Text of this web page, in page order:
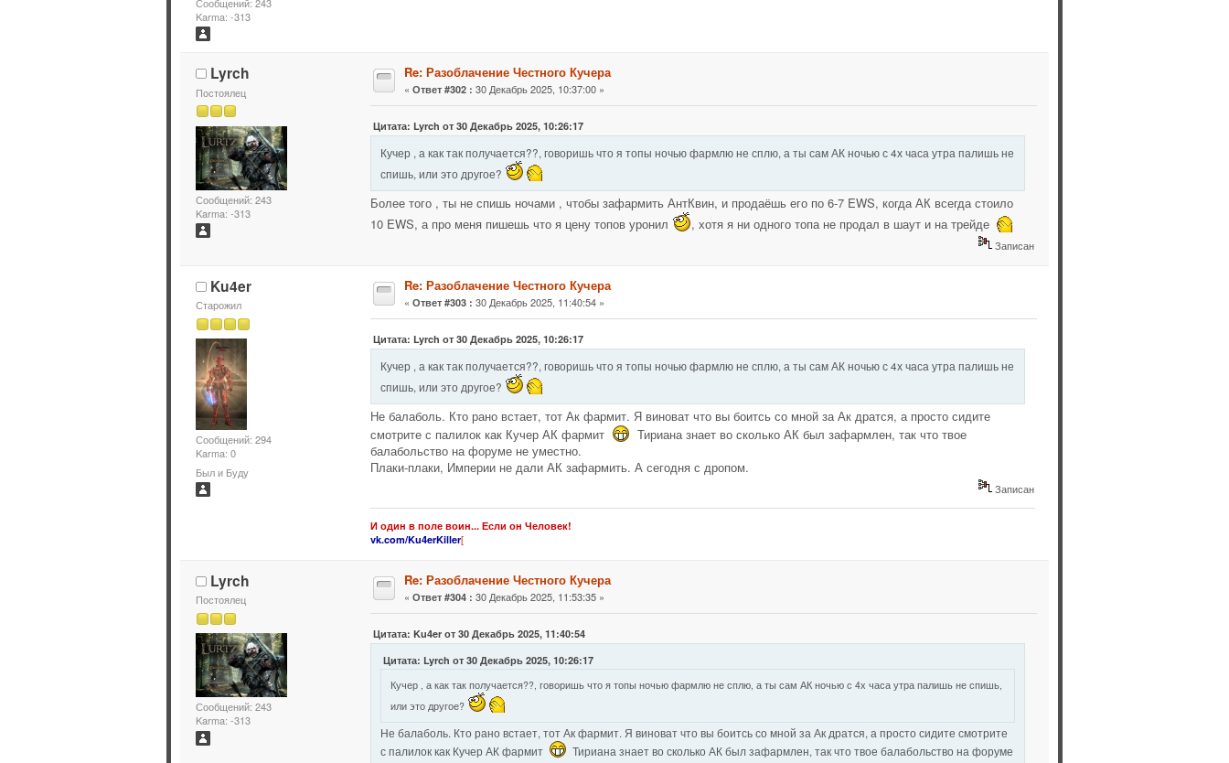
Karma: -313
Lyrch
Постоялец
Сообщений: 243
Karma: -313
Re: Разоблачение Честного Кучера
« Ответ #302 : 30 Декабрь 2025, 10:37:00 »
Цитата: Lyrch от 30 Декабрь 2025, 10:26:17
Кучер , а как так получается??, говоришь что я топы ночью фармлю не сплю, а ты сам АК ночью с 4х часа утра палишь не
спишь, или это другое?
Более того , ты не спишь ночами , чтобы зафармить АнтКвин, и продаёшь его по 6-7 EWS, когда АК всегда стоило
10 EWS, а про меня пишешь что я цену топов уронил
, хотя я ни одного топа не продал в шаут и на трейде
Записан
Ku4er
Старожил
Сообщений: 294
Karma: 0
Был и Буду
Re: Разоблачение Честного Кучера
« Ответ #303 : 30 Декабрь 2025, 11:40:54 »
Цитата: Lyrch от 30 Декабрь 2025, 10:26:17
Кучер , а как так получается??, говоришь что я топы ночью фармлю не сплю, а ты сам АК ночью с 4х часа утра палишь не
спишь, или это другое?
Не балаболь. Кто рано встает, тот Ак фармит. Я виноват что вы боитсь со мной за Ак дратся, а просто сидите
смотрите с палилок как Кучер АК фармит
Тириана знает во сколько АК был зафармлен, так что твое
балабольство на форуме не уместно.
Плаки-плаки, Империи не дали АК зафармить. А сегодня с дропом.
Записан
И один в поле воин... Если он Человек!
vk.com/Ku4erKiller[
Lyrch
Постоялец
Сообщений: 243
Karma: -313
Re: Разоблачение Честного Кучера
« Ответ #304 : 30 Декабрь 2025, 11:53:35 »
Цитата: Ku4er от 30 Декабрь 2025, 11:40:54
Цитата: Lyrch от 30 Декабрь 2025, 10:26:17
Кучер , а как так получается??, говоришь что я топы ночью фармлю не сплю, а ты сам АК ночью с 4х часа утра палишь не спишь,
или это другое?
Не балаболь. Кто рано встает, тот Ак фармит. Я виноват что вы боитсь со мной за Ак дратся, а просто сидите смотрите
с палилок как Кучер АК фармит
Тириана знает во сколько АК был зафармлен, так что твое балабольство на форуме